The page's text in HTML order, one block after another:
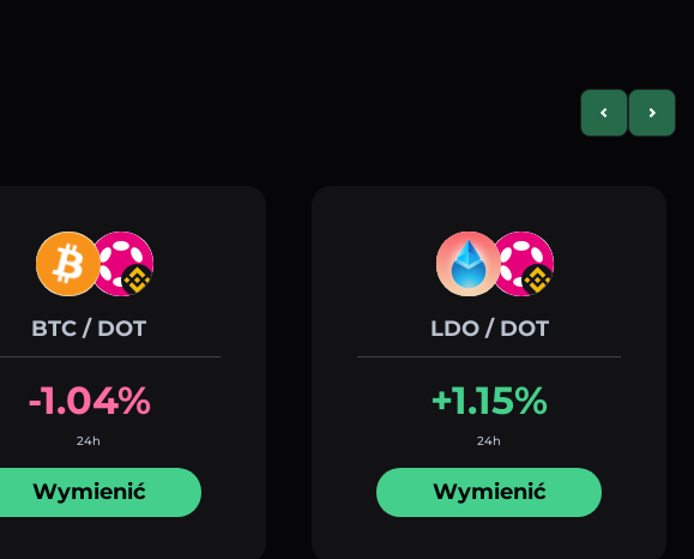
PreviousNext
BTC / DOT
-1.04%
24h
Wymienić
LDO / DOT
+1.15%
24h
Wymienić